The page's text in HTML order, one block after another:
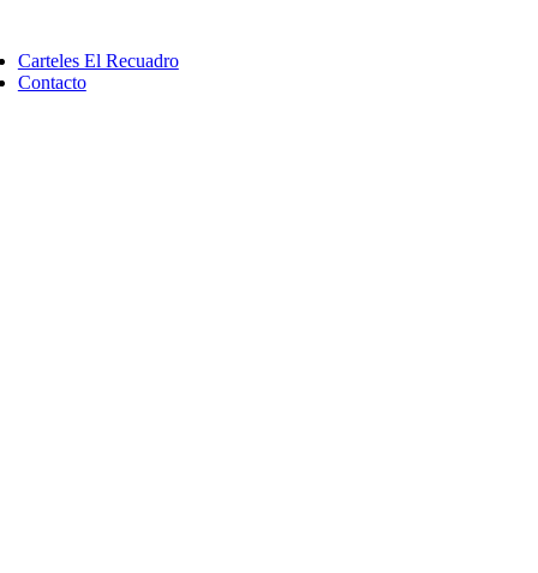
contenido
Carteles El Recuadro
Contacto